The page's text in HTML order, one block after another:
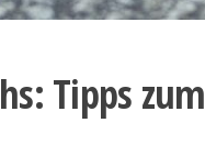
Tipps